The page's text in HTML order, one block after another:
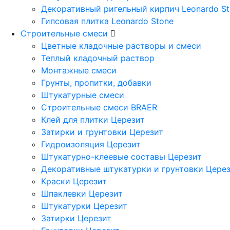
Декоративный ригельный кирпич Leonardo
Гипсовая плитка Leonardo Stone
Строительные смеси
Цветные кладочные растворы и смеси
Теплый кладочный раствор
Монтажные смеси
Грунты, пропитки, добавки
Штукатурные смеси
Строительные смеси BRAER
Клей для плитки Церезит
Затирки и грунтовки Церезит
Гидроизоляция Церезит
Штукатурно-клеевые составы Церезит
Декоративные штукатурки и грунтовки
Краски Церезит
Шпаклевки Церезит
Штукатурки Церезит
Затирки Церезит